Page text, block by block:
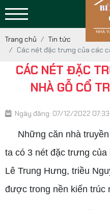
Trang chủ
Tin tức
Các nét đặc trưng của các
CÁC NÉT ĐẶC
NHÀ GỖ CỔ
Ngày đăng: 07/12/2022 07:33
Những căn nhà truyền
ta có 3 nét đặc trưng
Lê Trung Hưng, triều
được trong nền kiến trúc